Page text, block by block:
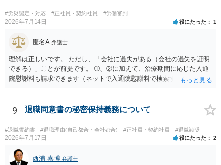
#労災認定・対応 #正社員・契約社員 #労働審判
2026年7月14日 役にたった 1
匿名A 弁護士
理解は正しいです。 ただし、「会社に過失がある（会社の過失を証明
できる）」ことが前提です。 ➀、②に加えて、治療期間に応じた入通
院慰謝料も請求できます（ネットで入通院慰謝料で検索すると詳しい
後遺障害慰謝料も請求できます。これらは後遺障害の等級、あなたの
収入、年齢等で大きく変わりますので一般的にいくらとは言えませ
いてみるしかありませんが、旧日弁連規準を使った着手金・成功報酬
方式と着手金ゼロまたは少額で成功報酬大目の方式のどちらかが多い
と思います（個々の弁護士次第なので一般化はできません）。 早めに
弁護士に直接面談で相談されることをお勧めします。
9 退職同意書の秘密保持義務について
#退職誓約書 #退職理由(自己都合・会社都合) #正社員・契約社員 #退職勧奨
2026年7月17日 役にたった 2
西浦 嘉博 弁護士